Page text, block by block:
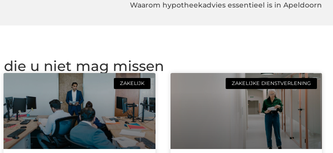
Waarom hypotheekadvies essentieel is in Apeldoorn
die u niet mag missen
ZAKELIJK ZAKELIJKE DIENSTVERLENING